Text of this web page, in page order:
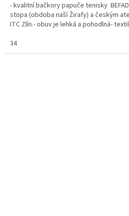
- kvalitní bačkory papuče tenisky
stopa (obdoba naší Žirafy) a českým
ITC Zlín.- obuv je lehká a pohodlná-
34